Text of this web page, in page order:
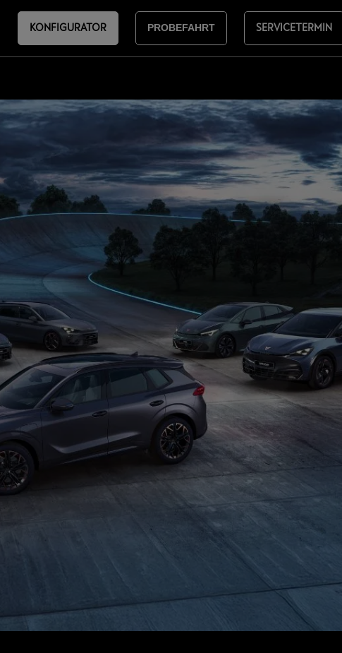
KONFIGURATOR PROBEFAHRT SERVICETERMIN